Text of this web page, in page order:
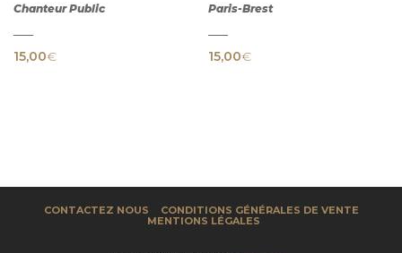
Chanteur Public
15,00€
Paris-Brest
15,00€
CONTACTEZ NOUS
CONDITIONS GÉNÉRALES DE VENTE
MENTIONS LÉGALES